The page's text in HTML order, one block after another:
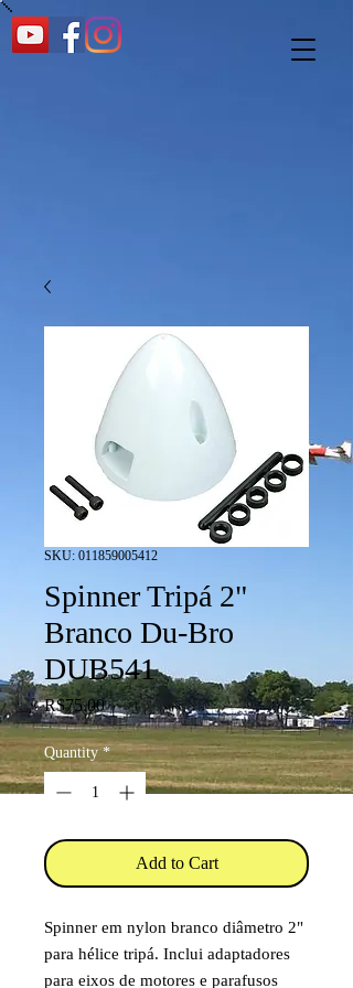
SKU: 011859005412
Spinner Tripá 2"
Branco Du-Bro
DUB541
R$75.00Price
Quantity *
Add to Cart
Spinner em nylon branco diâmetro 2"
para hélice tripá. Inclui adaptadores
para eixos de motores e parafusos